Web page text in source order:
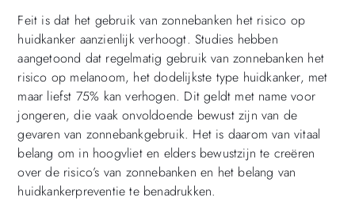
Feit is dat het gebruik van zonnebanken het risico op
huidkanker aanzienlijk verhoogt. Studies hebben
aangetoond dat regelmatig gebruik van zonnebanken het
risico op melanoom, het dodelijkste type huidkanker, met
maar liefst 75% kan verhogen. Dit geldt met name voor
jongeren, die vaak onvoldoende bewust zijn van de
gevaren van zonnebankgebruik. Het is daarom van vitaal
belang om in hoogvliet en elders bewustzijn te creëren
over de risico’s van zonnebanken en het belang van
huidkankerpreventie te benadrukken.